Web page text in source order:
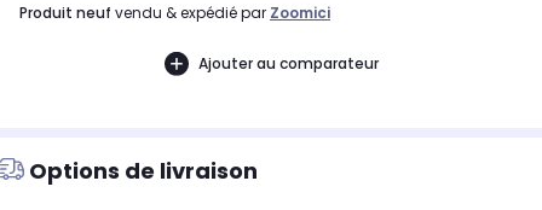
produit neuf vendu & expédié par Zoomici
Ajouter au comparateur
Options de livraison